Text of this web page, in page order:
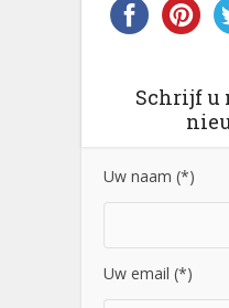
Schrijf u
Uw naam (*)
Uw email (*)